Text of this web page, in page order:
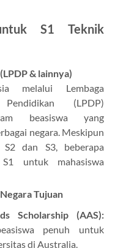
S1 Teknik
& lainnya)
melalui Lembaga
(LPDP)
beasiswa yang
negara. Meskipun
dan S3, beberapa
untuk mahasiswa
Tujuan
Scholarship (AAS):
penuh untuk
di Australia.